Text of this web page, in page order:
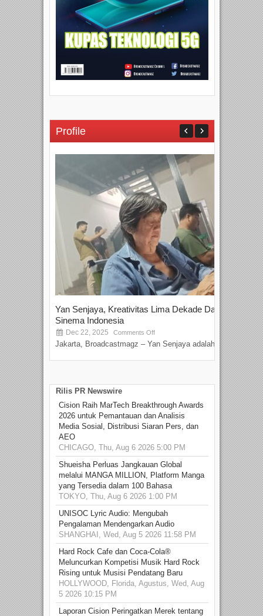
Profile
Yan Senjaya, Kreativitas Lima Dekade Dalam
Sinema Indonesia
Dec 22, 2025 Comments Off
Jakarta, Broadcastmagz – Yan Senjaya adalah...
Rilis PR Newswire
Cision Raih MarTech Breakthrough Awards
2026 untuk Pemantauan dan Analisis
Media Sosial, Distribusi Siaran Pers, dan
AEO
CHICAGO, Thu, Aug 6 2026 5:00 PM
Shueisha Perluas Jangkauan Global
melalui MANGA MILLION, Platform Manga
yang Tersedia dalam 100 Bahasa
TOKYO, Thu, Aug 6 2026 1:00 PM
UNISOC Lyric Audio: Mengubah
Pengalaman Mendengarkan Audio
SHANGHAI, Wed, Aug 5 2026 11:58 PM
Hard Rock Cafe dan Coca-Cola®
Meluncurkan Kompetisi Musik Hard Rock
Rising untuk Musisi Pendatang Baru
HOLLYWOOD, Florida, Agustus, Wed, Aug
5 2026 10:15 PM
Laporan Cision Peringatkan Merek tentang